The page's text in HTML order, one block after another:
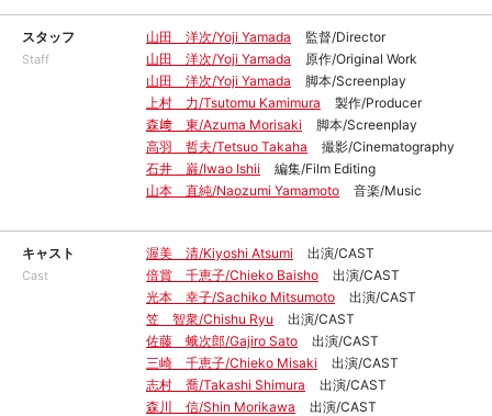
スタッフ
Staff
山田 洋次/Yoji Yamada
監督/Director
山田 洋次/Yoji Yamada
原作/Original Work
山田 洋次/Yoji Yamada
脚本/Screenplay
上村 力/Tsutomu Kamimura
製作/Producer
森﨑 東/Azuma Morisaki
脚本/Screenplay
高羽 哲夫/Tetsuo Takaha
撮影/Cinematography
石井 巌/Iwao Ishii
編集/Film Editing
山本 直純/Naozumi Yamamoto
音楽/Music
キャスト
Cast
渥美 清/Kiyoshi Atsumi
出演/CAST
倍賞 千恵子/Chieko Baisho
出演/CAST
光本 幸子/Sachiko Mitsumoto
出演/CAST
笠 智衆/Chishu Ryu
出演/CAST
佐藤 蛾次郎/Gajiro Sato
出演/CAST
三崎 千恵子/Chieko Misaki
出演/CAST
志村 喬/Takashi Shimura
出演/CAST
森川 信/Shin Morikawa
出演/CAST